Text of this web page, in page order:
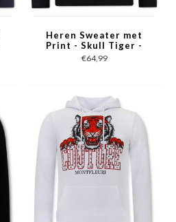
Heren Sweater met
Print - Skull Tiger -
3680 - Zwart
€64,99